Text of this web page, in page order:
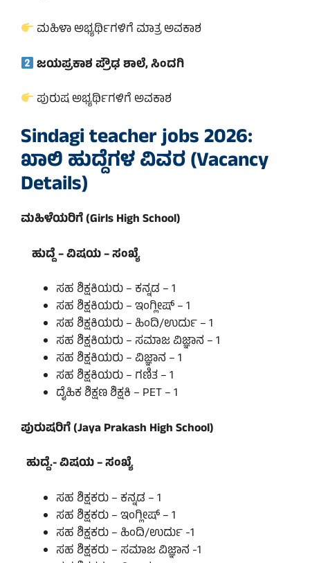
ಮಹಿಳಾ ಅಭ್ಯರ್ಥಿಗಳಿಗೆ ಮಾತ್ರ ಅವಕಾಶ
ಜಯಪ್ರಕಾಶ ಪ್ರೌಢ ಶಾಲೆ, ಸಿಂದಗಿ
ಪುರುಷ ಅಭ್ಯರ್ಥಿಗಳಿಗೆ ಅವಕಾಶ
Sindagi teacher jobs 2026:
ಖಾಲಿ ಹುದ್ದೆಗಳ ವಿವರ (Vacancy
Details)
ಮಹಿಳೆಯರಿಗೆ (Girls High School)
ಹುದ್ದೆ – ವಿಷಯ – ಸಂಖ್ಯೆ
ಸಹ ಶಿಕ್ಷಕಿಯರು – ಕನ್ನಡ – 1
ಸಹ ಶಿಕ್ಷಕಿಯರು – ಇಂಗ್ಲೀಷ್ – 1
ಸಹ ಶಿಕ್ಷಕಿಯರು – ಹಿಂದಿ/ಉರ್ದು – 1
ಸಹ ಶಿಕ್ಷಕಿಯರು – ಸಮಾಜ ವಿಜ್ಞಾನ – 1
ಸಹ ಶಿಕ್ಷಕಿಯರು – ವಿಜ್ಞಾನ – 1
ಸಹ ಶಿಕ್ಷಕಿಯರು – ಗಣಿತ – 1
ದೈಹಿಕ ಶಿಕ್ಷಣ ಶಿಕ್ಷಕಿ – PET – 1
ಪುರುಷರಿಗೆ (Jaya Prakash High School)
ಹುದ್ದೆ.- ವಿಷಯ – ಸಂಖ್ಯೆ
ಸಹ ಶಿಕ್ಷಕರು – ಕನ್ನಡ – 1
ಸಹ ಶಿಕ್ಷಕರು – ಇಂಗ್ಲೀಷ್ – 1
ಸಹ ಶಿಕ್ಷಕರು – ಹಿಂದಿ/ಉರ್ದು -1
ಸಹ ಶಿಕ್ಷಕರು – ಸಮಾಜ ವಿಜ್ಞಾನ -1